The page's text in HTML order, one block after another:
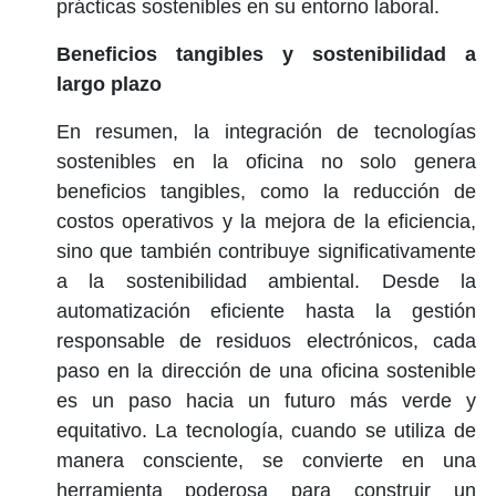
prácticas sostenibles en su entorno laboral.
Beneficios tangibles y sostenibilidad a
largo plazo
En resumen, la integración de tecnologías
sostenibles en la oficina no solo genera
beneficios tangibles, como la reducción de
costos operativos y la mejora de la eficiencia,
sino que también contribuye significativamente
a la sostenibilidad ambiental. Desde la
automatización eficiente hasta la gestión
responsable de residuos electrónicos, cada
paso en la dirección de una oficina sostenible
es un paso hacia un futuro más verde y
equitativo. La tecnología, cuando se utiliza de
manera consciente, se convierte en una
herramienta poderosa para construir un